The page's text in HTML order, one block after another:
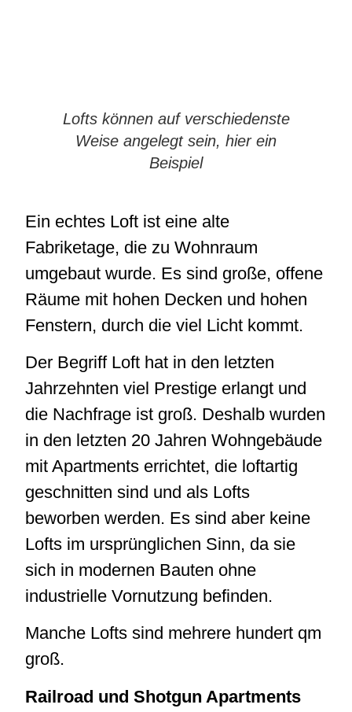
Lofts können auf verschiedenste
Weise angelegt sein, hier ein
Beispiel
Ein echtes Loft ist eine alte
Fabriketage, die zu Wohnraum
umgebaut wurde. Es sind große, offene
Räume mit hohen Decken und hohen
Fenstern, durch die viel Licht kommt.
Der Begriff Loft hat in den letzten
Jahrzehnten viel Prestige erlangt und
die Nachfrage ist groß. Deshalb wurden
in den letzten 20 Jahren Wohngebäude
mit Apartments errichtet, die loftartig
geschnitten sind und als Lofts
beworben werden. Es sind aber keine
Lofts im ursprünglichen Sinn, da sie
sich in modernen Bauten ohne
industrielle Vornutzung befinden.
Manche Lofts sind mehrere hundert qm
groß.
Railroad und Shotgun Apartments